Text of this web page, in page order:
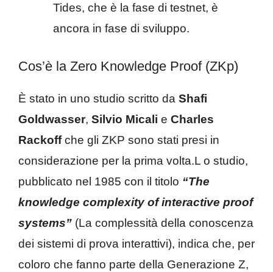
Tides, che è la fase di testnet, è
ancora in fase di sviluppo.
Cos’è la Zero Knowledge Proof (ZKp)
È stato in uno studio scritto da Shafi
Goldwasser, Silvio Micali e Charles
Rackoffche gli ZKP sono stati presi in
considerazione per la prima volta.L o studio,
pubblicato nel 1985 con il titolo “The
knowledge complexity of interactive proof
systems” (La complessità della conoscenza
dei sistemi di prova interattivi), indica che, per
coloro che fanno parte della Generazione Z,